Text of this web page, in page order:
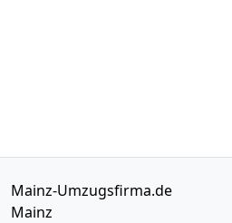
Mainz-Umzugsfirma.de
Mainz